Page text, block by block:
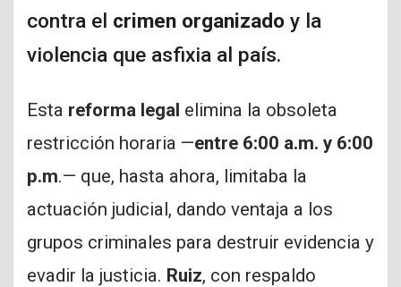
contra el crimen organizado y la
violencia que asfixia al país.
Esta reforma legal elimina la obsoleta
restricción horaria —entre 6:00 a.m. y 6:00
p.m.— que, hasta ahora, limitaba la
actuación judicial, dando ventaja a los
grupos criminales para destruir evidencia y
evadir la justicia. Ruiz, con respaldo